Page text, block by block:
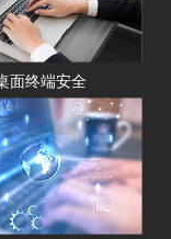
面终端安全